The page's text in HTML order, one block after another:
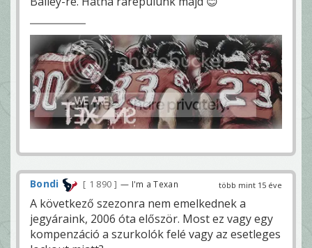
több mint 15 éve
Bondi 1 890 — I'm a Texan
A következő szezonra nem emelkednek a
jegyáraink, 2006 óta először. Most ez vagy egy
kompenzáció a szurkolók felé vagy az esetleges